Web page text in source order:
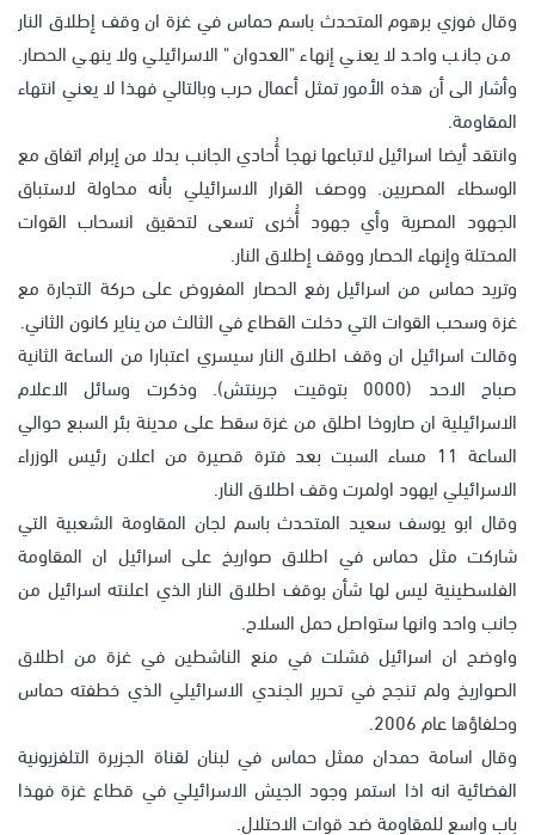
وقال فوزي برهوم المتحدث باسم حماس في غزة ان وقف إطلاق النار
من جانب واحد لا يعني إنهاء "العدوان" الاسرائيلي ولا ينهي الحصار.
وأشار الى أن هذه الأمور تمثل أعمال حرب وبالتالي فهذا لا يعني انتهاء
المقاومة.
وانتقد أيضا اسرائيل لاتباعها نهجا أُحادي الجانب بدلا من إبرام اتفاق مع
الوسطاء المصريين. ووصف القرار الاسرائيلي بأنه محاولة لاستباق
الجهود المصرية وأي جهود أُخرى تسعى لتحقيق انسحاب القوات
المحتلة وإنهاء الحصار ووقف إطلاق النار.
وتريد حماس من اسرائيل رفع الحصار المفروض على حركة التجارة مع
غزة وسحب القوات التي دخلت القطاع في الثالث من يناير كانون الثاني.
وقالت اسرائيل ان وقف اطلاق النار سيسري اعتبارا من الساعة الثانية
صباح الاحد (0000 بتوقيت جرينتش). وذكرت وسائل الاعلام
الاسرائيلية ان صاروخا اطلق من غزة سقط على مدينة بئر السبع حوالي
الساعة 11 مساء السبت بعد فترة قصيرة من اعلان رئيس الوزراء
الاسرائيلي ايهود اولمرت وقف اطلاق النار.
وقال ابو يوسف سعيد المتحدث باسم لجان المقاومة الشعبية التي
شاركت مثل حماس في اطلاق صواريخ على اسرائيل ان المقاومة
الفلسطينية ليس لها شأن بوقف اطلاق النار الذي اعلنته اسرائيل من
جانب واحد وانها ستواصل حمل السلاح.
واوضح ان اسرائيل فشلت في منع الناشطين في غزة من اطلاق
الصواريخ ولم تنجح في تحرير الجندي الاسرائيلي الذي خطفته حماس
وحلفاؤها عام 2006.
وقال اسامة حمدان ممثل حماس في لبنان لقناة الجزيرة التلفزيونية
الفضائية انه اذا استمر وجود الجيش الاسرائيلي في قطاع غزة فهذا
باب واسع للمقاومة ضد قوات الاحتلال.